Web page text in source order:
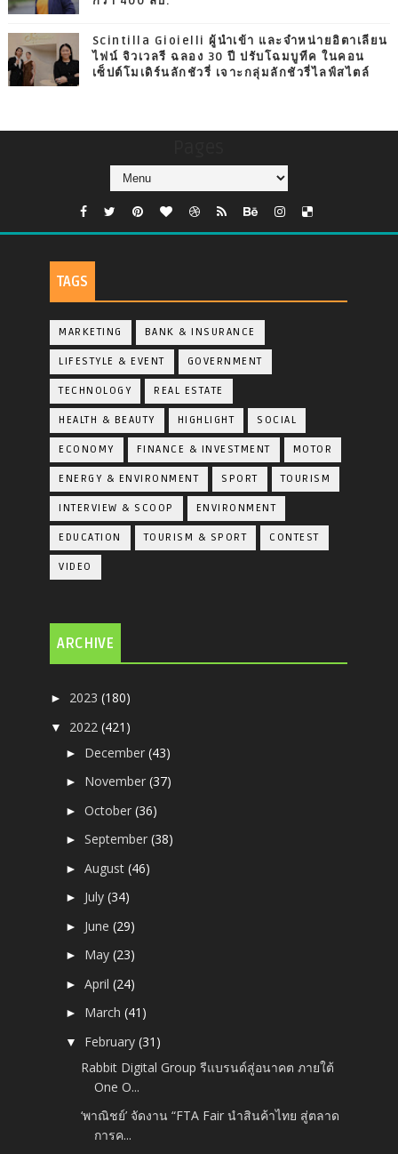
Scintilla Gioielli ผู้นำเข้า และจำหน่ายอิตาเลียน
ไฟน์ จิวเวลรี ฉลอง 30 ปี ปรับโฉมบูทีค ในคอน
เซ็ปต์โมเดิร์นลักชัวรี่ เจาะกลุ่มลักชัวรี่ไลฟ์สไตล์
TAGS
MARKETING BANK & INSURANCE
LIFESTYLE & EVENT GOVERNMENT
TECHNOLOGY REAL ESTATE
HEALTH & BEAUTY HIGHLIGHT SOCIAL
ECONOMY FINANCE & INVESTMENT MOTOR
ENERGY & ENVIRONMENT SPORT TOURISM
INTERVIEW & SCOOP ENVIRONMENT
EDUCATION TOURISM & SPORT CONTEST
VIDEO
ARCHIVE
► 2023(180)
▼ 2022(421)
► December(43)
► November(37)
►October(36)
►September(38)
►August(46)
► July(34)
► June(29)
► May(23)
►April(24)
► March(41)
▼ February(31)
Rabbit Digital Group รีแบรนด์สู่อนาคต ภายใต้
One O...
‘พาณิชย์’ จัดงาน “FTA Fair นำสินค้าไทย สู่ตลาด
การค...